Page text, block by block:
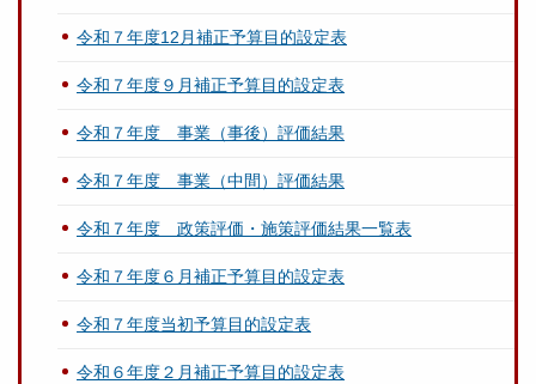
令和７年度12月補正予算目的設定表
令和７年度９月補正予算目的設定表
令和７年度 事業（事後）評価結果
令和７年度 事業（中間）評価結果
令和７年度 政策評価・施策評価結果一覧表
令和７年度６月補正予算目的設定表
令和７年度当初予算目的設定表
令和６年度２月補正予算目的設定表